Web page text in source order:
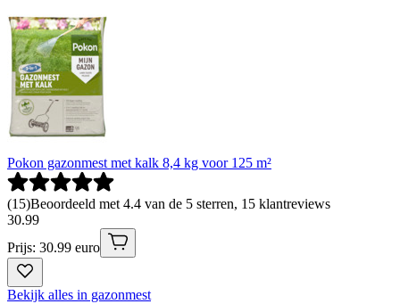
Pokon gazonmest met kalk 8,4 kg voor 125 m²
(15)Beoordeeld met 4.4 van de 5 sterren, 15 klantreviews
30.99
Prijs: 30.99 euro
Bekijk alles in gazonmest